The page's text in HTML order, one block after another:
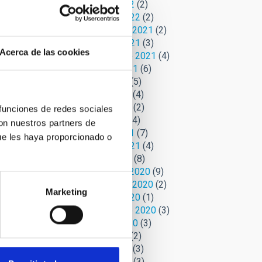
Acerca de las cookies
de redes sociales
nuestros partners de
les haya proporcionado o
Marketing
en
Marzo 2022 (2)
Febrero 2022 (2)
Noviembre 2021 (2)
Octubre 2021 (3)
Septiembre 2021 (4)
Agosto 2021 (6)
(5)
(4)
Mayo 2021
(2)
Abril 2021
(4)
Marzo 2021 (7)
Febrero 2021 (4)
(8)
Diciembre 2020(9)
Noviembre 2020(2)
Octubre 2020(1)
Septiembre 2020(3)
Agosto 2020(3)
Julio 2020(2)
Junio 2020
(3)